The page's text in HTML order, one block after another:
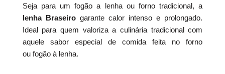
Seja para um fogão a lenha ou forno tradicional, a
lenha Braseirogarante calor intenso e prolongado.
Ideal para quem valoriza a culinária tradicional com
aquele sabor especial de comida feita no forno
ou fogão à lenha.